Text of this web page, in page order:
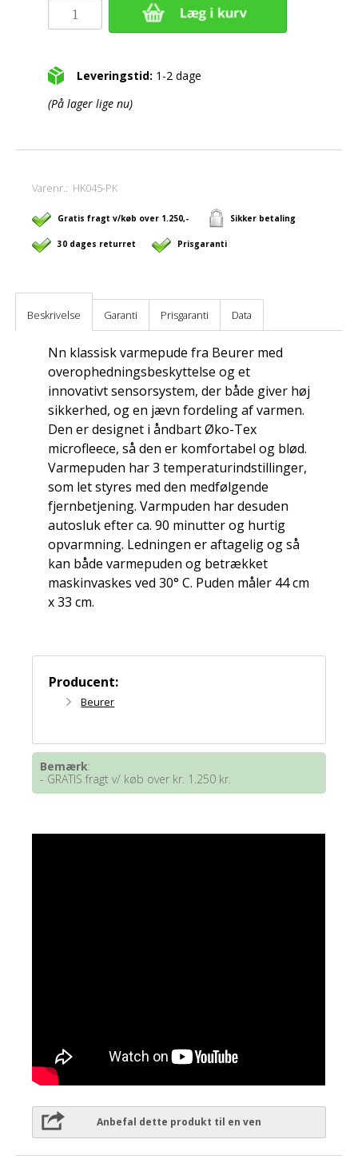
Leveringstid: 1-2 dage
(På lager lige nu)
Varenr.: HK045-PK
Gratis fragt v/køb over 1.250,- Sikker betaling
30 dages returret Prisgaranti
Beskrivelse Garanti Prisgaranti Data
Nn klassisk varmepude fra Beurer med
overophedningsbeskyttelse og et
innovativt sensorsystem, der både giver høj
sikkerhed, og en jævn fordeling af varmen.
Den er designet i åndbart Øko-Tex
microfleece, så den er komfortabel og blød.
Varmepuden har 3 temperaturindstillinger,
som let styres med den medfølgende
fjernbetjening. Varmpuden har desuden
autosluk efter ca. 90 minutter og hurtig
opvarmning. Ledningen er aftagelig og så
kan både varmepuden og betrækket
maskinvaskes ved 30° C. Puden måler 44 cm
x 33 cm.
Producent:
Beurer
Bemærk:
- GRATIS fragt v/ køb over kr. 1.250 kr.
Anbefal dette produkt til en ven